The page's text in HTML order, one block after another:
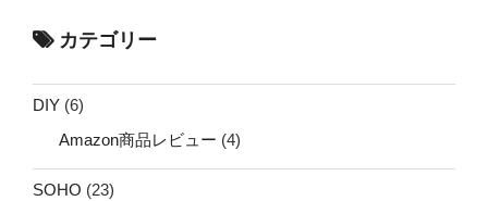
カテゴリー
DIY (6)
Amazon商品レビュー (4)
SOHO (23)